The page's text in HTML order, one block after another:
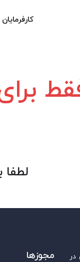
کارفرمایان
در
مجوزها